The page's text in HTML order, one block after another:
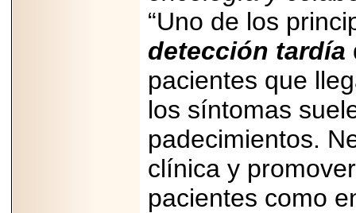
“Uno de los
detección tardía
pacientes que
los síntomas
padecimientos.
clínica y
pacientes como